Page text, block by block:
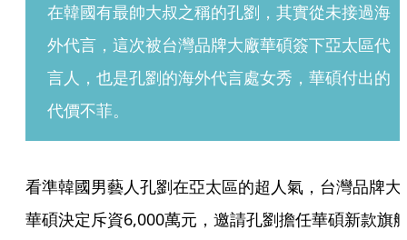
在韓國有最帥大叔之稱的孔劉，其實從未接過海
外代言，這次被台灣品牌大廠華碩簽下亞太區代
言人，也是孔劉的海外代言處女秀，華碩付出的
代價不菲。
看準韓國男藝人孔劉在亞太區的超人氣，台灣品牌大
華碩決定斥資6,000萬元，邀請孔劉擔任華碩新款旗